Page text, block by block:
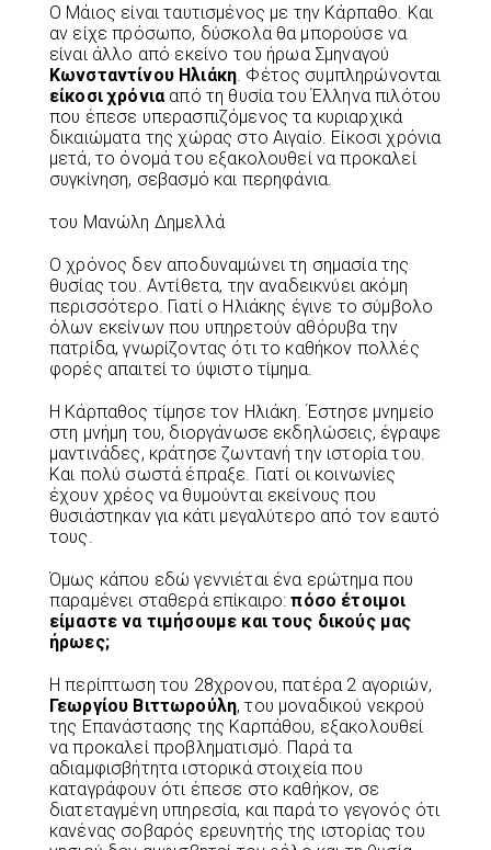
Ο Μάιος είναι ταυτισμένος με την Κάρπαθο. Και
αν είχε πρόσωπο, δύσκολα θα μπορούσε να
είναι άλλο από εκείνο του ήρωα Σμηναγού
Κωνσταντίνου Ηλιάκη . Φέτος συμπληρώνονται
είκοσι χρόνια από τη θυσία του Έλληνα πιλότου
που έπεσε υπερασπιζόμενος τα κυριαρχικά
δικαιώματα της χώρας στο Αιγαίο. Είκοσι χρόνια
μετά, το όνομά του εξακολουθεί να προκαλεί
συγκίνηση, σεβασμό και περηφάνια.
του Μανώλη Δημελλά
Ο χρόνος δεν αποδυναμώνει τη σημασία της
θυσίας του. Αντίθετα, την αναδεικνύει ακόμη
περισσότερο. Γιατί ο Ηλιάκης έγινε το σύμβολο
όλων εκείνων που υπηρετούν αθόρυβα την
πατρίδα, γνωρίζοντας ότι το καθήκον πολλές
φορές απαιτεί το ύψιστο τίμημα.
Η Κάρπαθος τίμησε τον Ηλιάκη. Έστησε μνημείο
στη μνήμη του, διοργάνωσε εκδηλώσεις, έγραψε
μαντινάδες, κράτησε ζωντανή την ιστορία του.
Και πολύ σωστά έπραξε. Γιατί οι κοινωνίες
έχουν χρέος να θυμούνται εκείνους που
θυσιάστηκαν για κάτι μεγαλύτερο από τον εαυτό
τους.
Όμως κάπου εδώ γεννιέται ένα ερώτημα που
παραμένει σταθερά επίκαιρο:πόσο έτοιμοι
είμαστε να τιμήσουμε και τους δικούς μας
ήρωες;
Η περίπτωση του 28χρονου, πατέρα 2 αγοριών,
Γεωργίου Βιττωρούλη, του μοναδικού νεκρού
της Επανάστασης της Καρπάθου, εξακολουθεί
να προκαλεί προβληματισμό. Παρά τα
αδιαμφισβήτητα ιστορικά στοιχεία που
καταγράφουν ότι έπεσε στο καθήκον, σε
διατεταγμένη υπηρεσία, και παρά το γεγονός ότι
κανένας σοβαρός ερευνητής της ιστορίας του